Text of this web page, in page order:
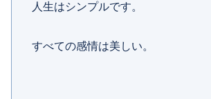
人生はシンプルです。
すべての感情は美しい。